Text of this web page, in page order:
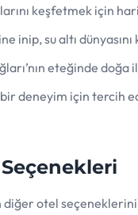
keşfetmek için
inip, su altı
eteğinde
deneyim için tercih
diğer otel